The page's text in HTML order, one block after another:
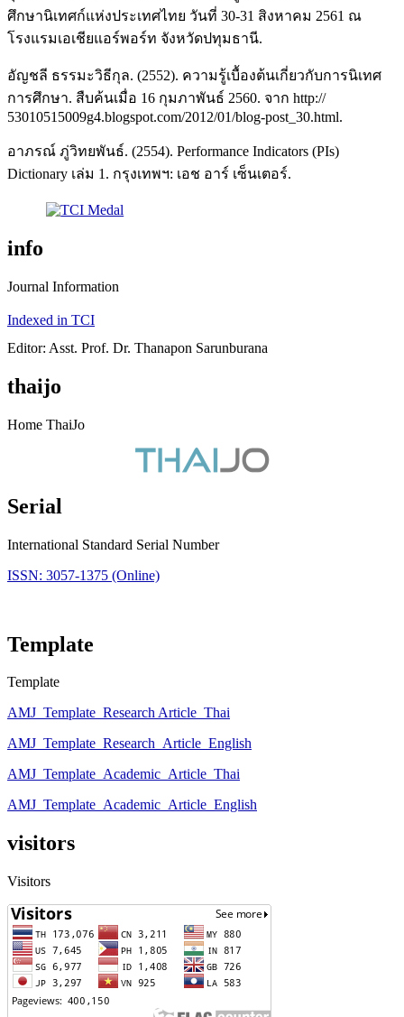
ศึกษานิเทศก์แห่งประเทศไทย วันที่ 30-31 สิงหาคม 2561 ณ
โรงแรมเอเชียแอร์พอร์ท จังหวัดปทุมธานี.
อัญชลี ธรรมะวิธีกุล. (2552). ความรู้เบื้องต้นเกี่ยวกับการนิเทศ
การศึกษา. สืบค้นเมื่อ 16 กุมภาพันธ์ 2560. จาก http://
53010515009g4.blogspot.com/2012/01/blog-post_30.html.
อาภรณ์ ภู่วิทยพันธ์. (2554). Performance Indicators (PIs)
Dictionary เล่ม 1. กรุงเทพฯ: เอช อาร์ เซ็นเตอร์.
info
Journal Information
Indexed in TCI
Editor: Asst. Prof. Dr. Thanapon Sarunburana
thaijo
Home ThaiJo
Serial
International Standard Serial Number
ISSN: 3057-1375 (Online)
Template
Template
AMJ_Template_Research Article_Thai
AMJ_Template_Research_Article_English
AMJ_Template_Academic_Article_Thai
AMJ_Template_Academic_Article_English
visitors
Visitors